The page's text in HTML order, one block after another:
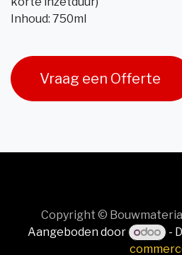
Inhoud: 750ml
Vraag een Offerte
Copyright ©
Aangeboden door
-